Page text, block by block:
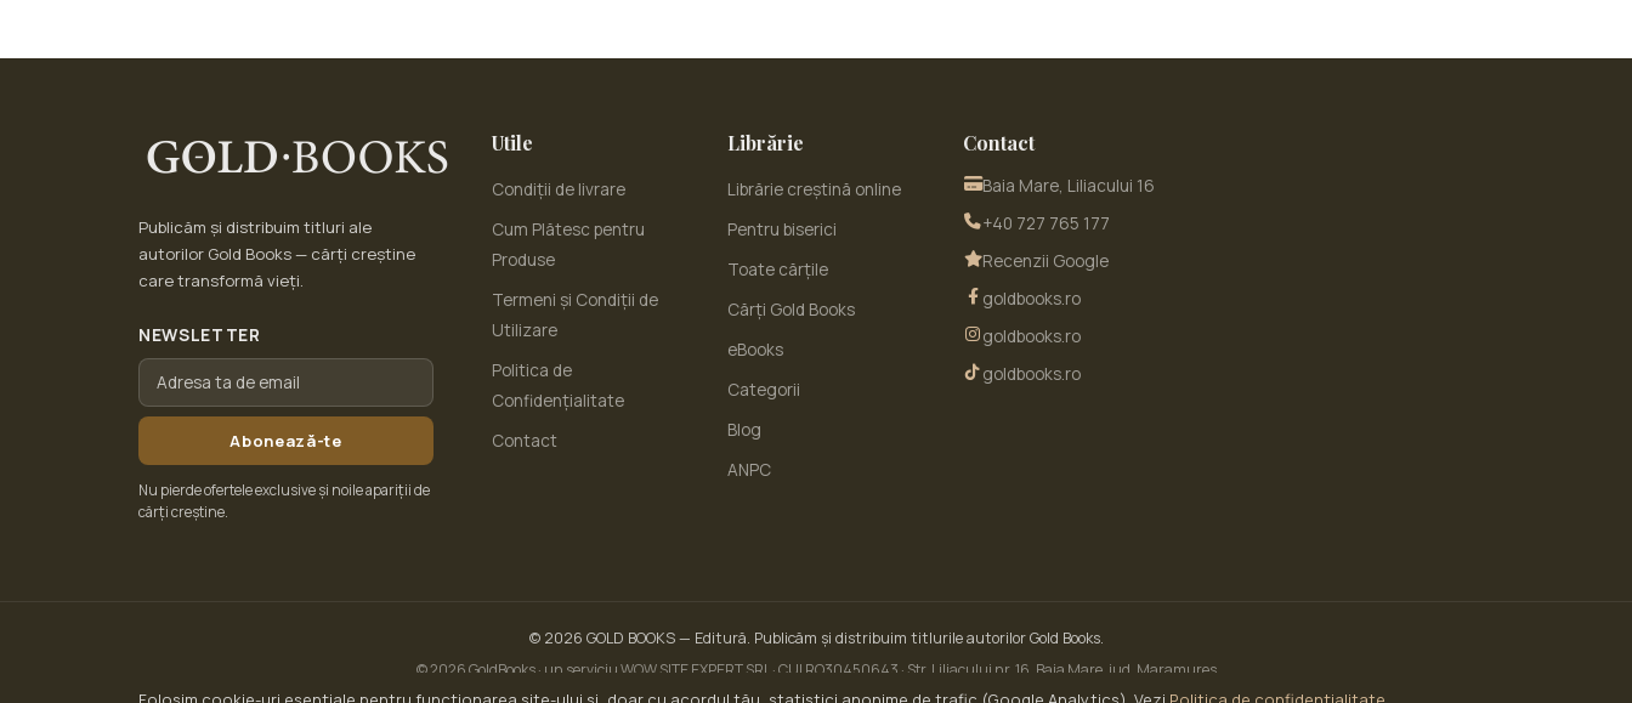
Publicăm și distribuim titluri ale
autorilor Gold Books — cărți creștine
care transformă vieți.
NEWSLETTER
Abonează-te
Nu pierde ofertele exclusive și noile apariții de
cărți creștine.
Utile
Condiții de livrare
Cum Plătesc pentru
Produse
Termeni și Condiții de
Utilizare
Politica de
Confidențialitate
Contact
Librărie
Librărie creștină online
Pentru biserici
Toate cărțile
Cărți Gold Books
eBooks
Categorii
Blog
ANPC
Contact
Baia Mare, Liliacului 16
+40 727 765 177
Recenzii Google
goldbooks.ro
goldbooks.ro
goldbooks.ro
© 2026 GOLD BOOKS— Editură. Publicăm și distribuim titlurile autorilor Gold Books.
© 2026 GoldBooks · un serviciu WOW SITE EXPERT SRL · CUI RO30450643 · Str. Liliacului nr. 16, Baia Mare, jud. Maramureș
ANPC — Soluționarea Alternativă a Litigiilor (SAL)